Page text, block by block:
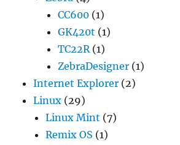
CC600 (1)
GK420t (1)
TC22R(1)
ZebraDesigner (1)
Internet Explorer (2)
Linux (29)
Linux Mint (7)
Remix OS (1)